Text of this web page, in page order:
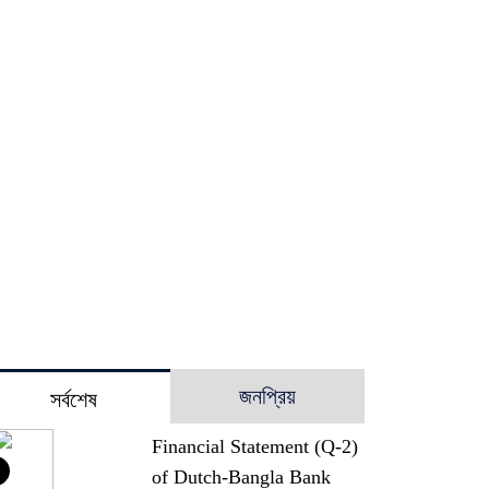
সর্বশেষ জনপ্রিয়
Financial Statement (Q-2)
of Dutch-Bangla Bank